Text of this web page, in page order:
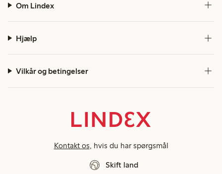
Om Lindex
Hjælp
Vilkår og betingelser
Kontakt os , hvis du har spørgsmål
Skift land